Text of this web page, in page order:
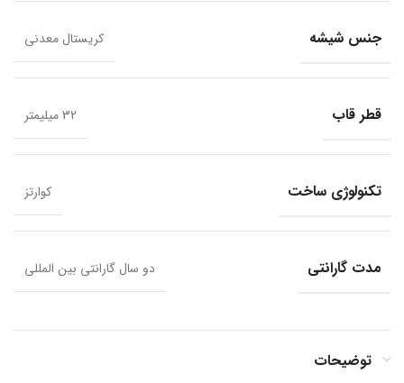
جنس شیشه کریستال معدنی
قطر قاب 32 میلیمتر
تکنولوژی ساخت کوارتز
مدت گارانتی دو سال گارانتی بین المللی
توضیحات